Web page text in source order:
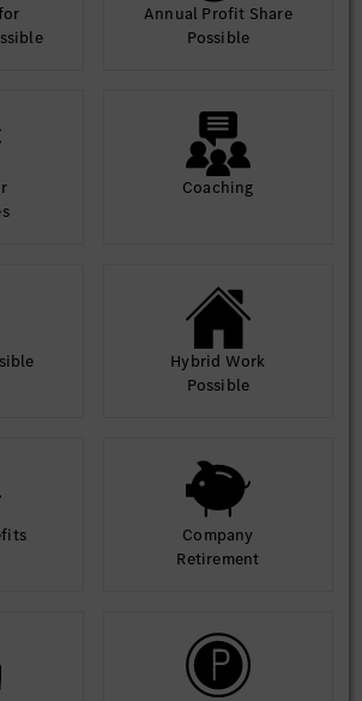
Annual Profit Share
Possible
Coaching
Hybrid Work
Possible
Company
Retirement